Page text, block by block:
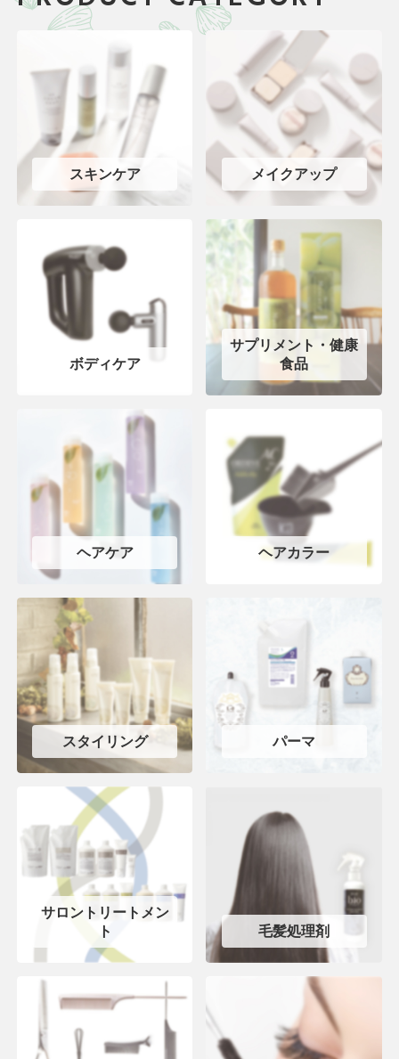
スキンケア メイクアップ
ボディケア
サプリメント・健康
食品
ヘアケア ヘアカラー
スタイリング パーマ
サロントリートメン
ト
毛髪処理剤